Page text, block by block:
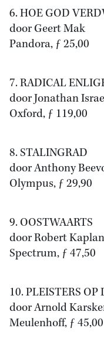
6. HOE GOD
door Geert Mak
Pandora, ƒ 25,00
7. RADICAL
door Jonathan
Oxford, ƒ 119,00
8. STALINGRAD
door Anthony
Olympus, ƒ 29,90
9. OOSTWAARTS
door Robert Kaplan
Spectrum, ƒ 47,50
10. PLEISTERS OP
door Arnold
Meulenhoff, ƒ 45,00